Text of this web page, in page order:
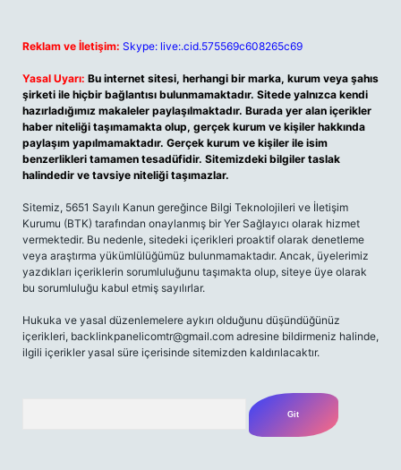
Reklam ve İletişim: Skype: live:.cid.575569c608265c69
Yasal Uyarı: Bu internet sitesi, herhangi bir marka, kurum veya şahıs
şirketi ile hiçbir bağlantısı bulunmamaktadır. Sitede yalnızca kendi
hazırladığımız makaleler paylaşılmaktadır. Burada yer alan içerikler
haber niteliği taşımamakta olup, gerçek kurum ve kişiler hakkında
paylaşım yapılmamaktadır. Gerçek kurum ve kişiler ile isim
benzerlikleri tamamen tesadüfidir. Sitemizdeki bilgiler taslak
halindedir ve tavsiye niteliği taşımazlar.
Sitemiz, 5651 Sayılı Kanun gereğince Bilgi Teknolojileri ve İletişim
Kurumu (BTK) tarafından onaylanmış bir Yer Sağlayıcı olarak hizmet
vermektedir. Bu nedenle, sitedeki içerikleri proaktif olarak denetleme
veya araştırma yükümlülüğümüz bulunmamaktadır. Ancak, üyelerimiz
yazdıkları içeriklerin sorumluluğunu taşımakta olup, siteye üye olarak
bu sorumluluğu kabul etmiş sayılırlar.
Hukuka ve yasal düzenlemelere aykırı olduğunu düşündüğünüz
içerikleri, backlinkpanelicomtr@gmail.com adresine bildirmeniz halinde,
ilgili içerikler yasal süre içerisinde sitemizden kaldırılacaktır.